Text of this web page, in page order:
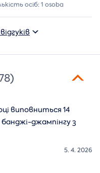
осіб: 1 osoba
виповниться 14
джампінгу з
5. 4. 2026